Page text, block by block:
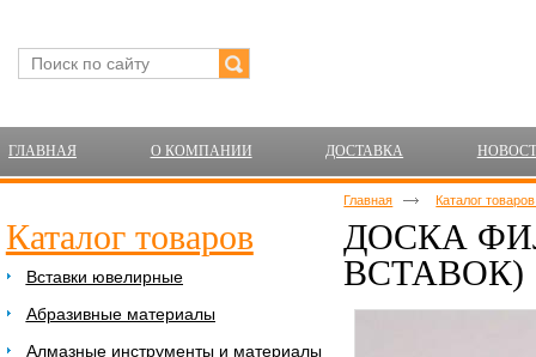
ГЛАВНАЯ О КОМПАНИИ ДОСТАВКА
Каталог товаров
Вставки ювелирные
Абразивные материалы
Алмазные инструменты и материалы
Главная Каталог
ДОСКА
ВСТАВОК)